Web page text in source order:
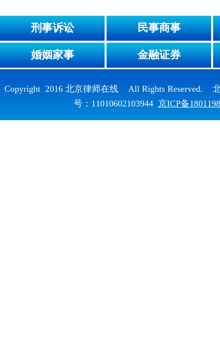
刑事诉讼 民事商事
婚姻家事 金融证券
Copyright 2016 北京律师在线 All Rights Reserved.
号：11010602103944 京ICP备